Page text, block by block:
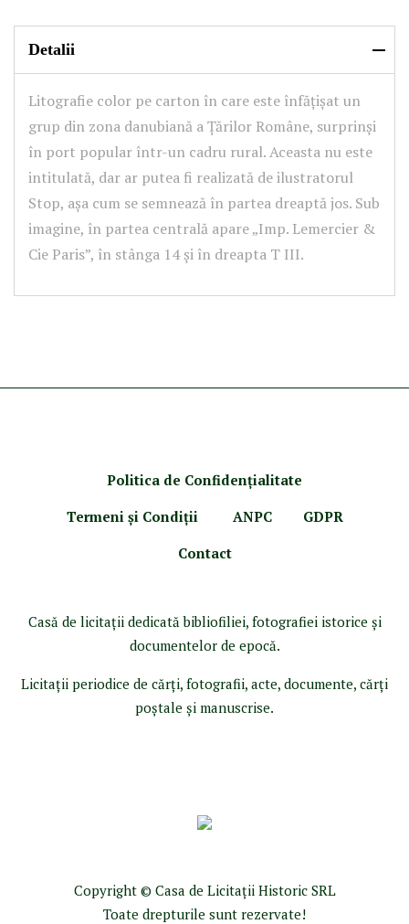
Detalii
Litografie color pe carton în care este înfățișat un
grup din zona danubiană a Țărilor Române, surprinși
în port popular într-un cadru rural. Aceasta nu este
intitulată, dar ar putea fi realizată de ilustratorul
Stop, așa cum se semnează în partea dreaptă jos. Sub
imagine, în partea centrală apare „Imp. Lemercier &
Cie Paris”, în stânga 14 și în dreapta T III.
Politica de Confidenţialitate
Termeni şi Condiţii
ANPC
GDPR
Contact
Casă de licitaţii dedicată bibliofiliei, fotografiei istorice şi
documentelor de epocă.
Licitaţii periodice de cărţi, fotografii, acte, documente, cărţi
poştale şi manuscrise.
Copyright © Casa de Licitaţii Historic SRL
Toate drepturile sunt rezervate!